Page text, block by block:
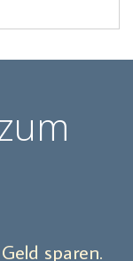
sparen.